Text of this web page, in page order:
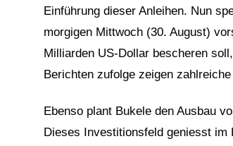
Einführung dieser Anleihen. Nun
morgigen Mittwoch (30. August)
Milliarden US-Dollar bescheren
Berichten zufolge zeigen
Ebenso plant Bukele den Ausbau
Dieses Investitionsfeld geniesst